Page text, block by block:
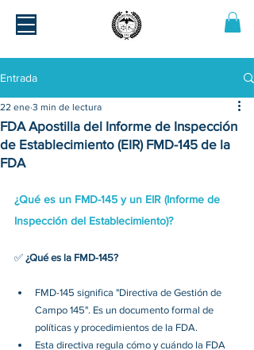
Entrada
FDA Apostilla del Informe de Inspección
de Establecimiento (EIR) FMD-145 de la
FDA
22 ene 3 min de lectura
¿Qué es un FMD-145 y un EIR (Informe de
Inspección del Establecimiento)?
✅ ¿Qué es la FMD-145?
FMD-145 significa "Directiva de Gestión de
Campo 145". Es un documento formal de
políticas y procedimientos de la FDA.
Esta directiva regula cómo y cuándo la FDA